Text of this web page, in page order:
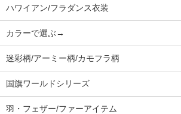
ハワイアン/フラダンス衣装
カラーで選ぶ→
迷彩柄/アーミー柄/カモフラ柄
国旗ワールドシリーズ
羽・フェザー/ファーアイテム